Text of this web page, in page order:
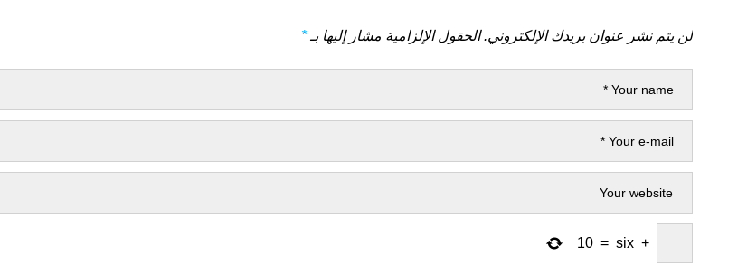
لن يتم نشر عنوان بريدك الإلكتروني. الحقول الإلزامية مشار إليها بـ*
+
six
=
10